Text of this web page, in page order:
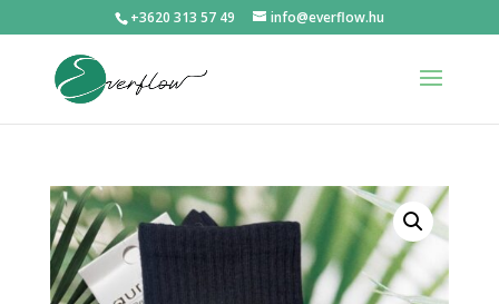
+3620 313 57 49 info@everflow.hu